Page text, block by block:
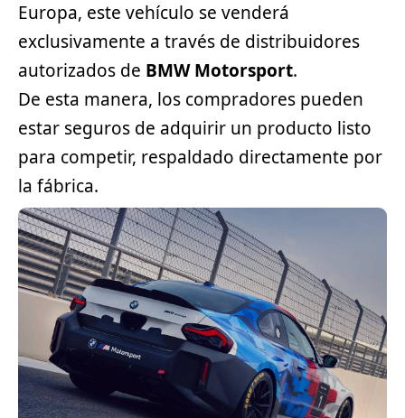
Europa, este vehículo se venderá
exclusivamente a través de distribuidores
autorizados de BMW Motorsport.
De esta manera, los compradores pueden
estar seguros de adquirir un producto listo
para competir, respaldado directamente por
la fábrica.